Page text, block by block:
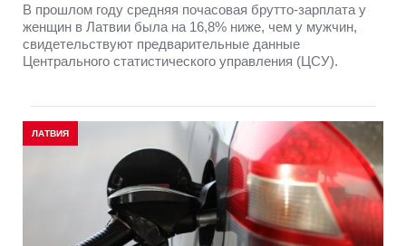
В прошлом году средняя почасовая брутто-зарплата у
женщин в Латвии была на 16,8% ниже, чем у мужчин,
свидетельствуют предварительные данные
Центрального статистического управления (ЦСУ).
ЛАТВИЯ